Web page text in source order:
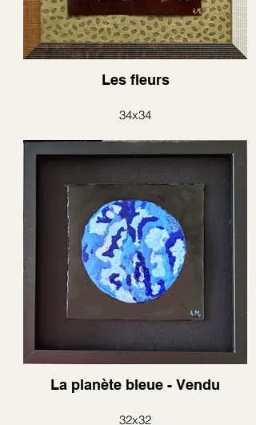
Les fleurs
34x34
La planète bleue - Vendu
32x32